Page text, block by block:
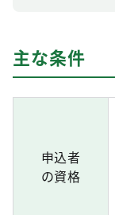
主な条件
申込者
の資格